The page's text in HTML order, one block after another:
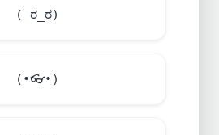
( ರ_ರ)
(•👓•)